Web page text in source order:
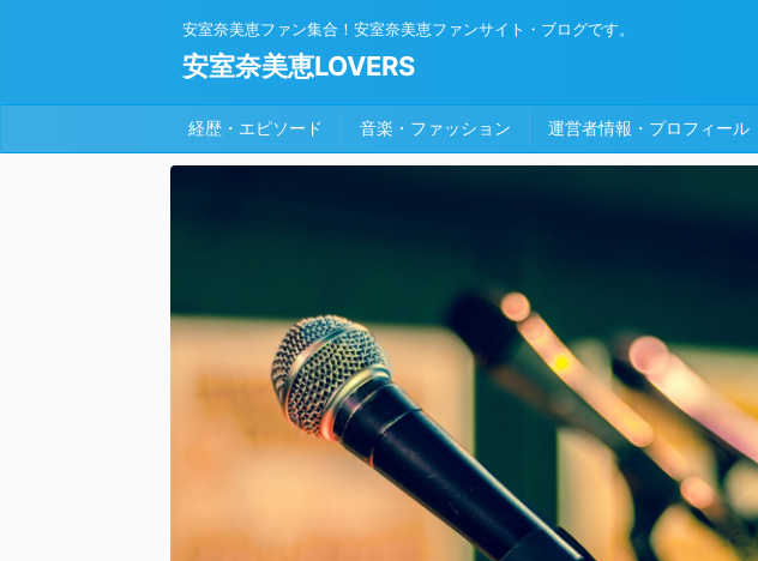
安室奈美恵ファン集合！安室奈美恵ファンサイト・ブログです。
安室奈美恵LOVERS
経歴・エピソード 音楽・ファッション 運営者情報・プロフィール